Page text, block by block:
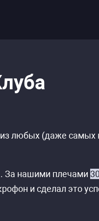
из любых (даже
За нашими плечами
и сделал это